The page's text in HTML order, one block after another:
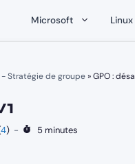
Microsoft Linux
- Stratégie de groupe»GPO :
4) - 5 minutes